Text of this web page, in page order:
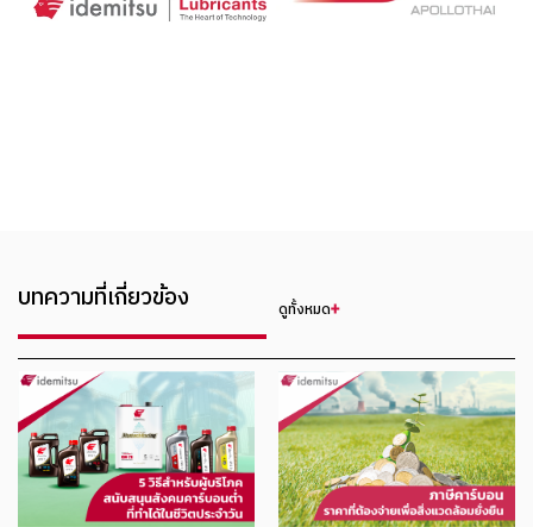
บทความที่เกี่ยวข้อง ดูทั้งหมด
จากแนวคิดสู่กา